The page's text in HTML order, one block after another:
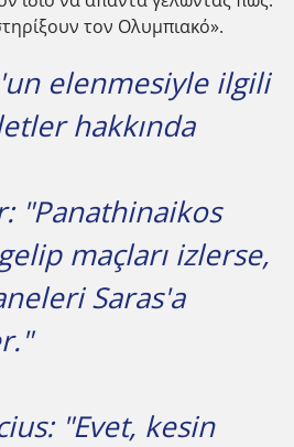
τον Ολυμπιακό».
elenmesiyle ilgili
hakkında
"Panathinaikos
maçları izlerse,
Saras'a
"Evet, kesin